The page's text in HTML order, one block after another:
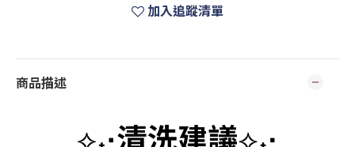
加入追蹤清單
商品描述